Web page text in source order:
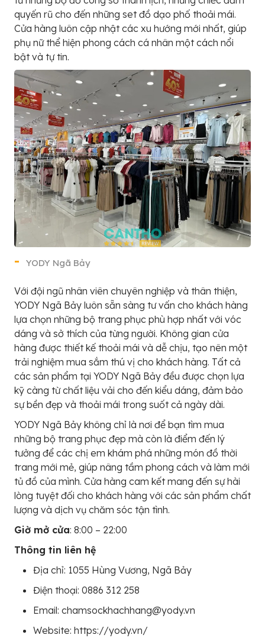
quyến rũ cho đến những set đồ dạo phố thoải mái.
Cửa hàng luôn cập nhật các xu hướng mới nhất, giúp
phụ nữ thể hiện phong cách cá nhân một cách nổi
bật và tự tin.
YODY Ngã Bảy
Với đội ngũ nhân viên chuyên nghiệp và thân thiện,
YODY Ngã Bảy luôn sẵn sàng tư vấn cho khách hàng
lựa chọn những bộ trang phục phù hợp nhất với vóc
dáng và sở thích của từng người. Không gian cửa
hàng được thiết kế thoải mái và dễ chịu, tạo nên một
trải nghiệm mua sắm thú vị cho khách hàng. Tất cả
các sản phẩm tại YODY Ngã Bảy đều được chọn lựa
kỹ càng từ chất liệu vải cho đến kiểu dáng, đảm bảo
sự bền đẹp và thoải mái trong suốt cả ngày dài.
YODY Ngã Bảy không chỉ là nơi để bạn tìm mua
những bộ trang phục đẹp mà còn là điểm đến lý
tưởng để các chị em khám phá những món đồ thời
trang mới mẻ, giúp nâng tầm phong cách và làm mới
tủ đồ của mình. Cửa hàng cam kết mang đến sự hài
lòng tuyệt đối cho khách hàng với các sản phẩm chất
lượng và dịch vụ chăm sóc tận tình.
Giờ mở cửa: 8:00 – 22:00
Thông tin liên hệ
Địa chỉ: 1055 Hùng Vương, Ngã Bảy
Điện thoại: 0886 312 258
Email: chamsockhachhang@yody.vn
Website: https://yody.vn/